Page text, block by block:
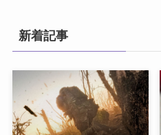
新着記事